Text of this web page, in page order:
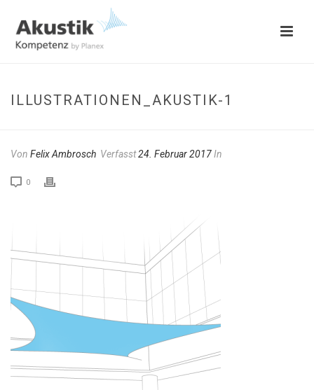
ILLUSTRATIONEN_AKUSTIK-1
Von Felix Ambrosch Verfasst24. Februar 2017In
0